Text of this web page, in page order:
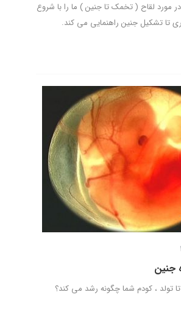
مورد لقاح ( تخمک تا جنین ) ما را با شروع
تا تشکیل جنین راهنمایی می کند.
جنین
تا تولد ، کودم شما چگونه رشد می کند؟